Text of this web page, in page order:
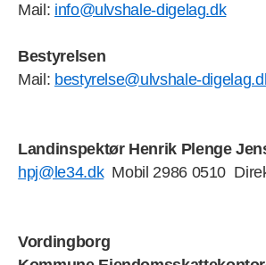
Mail: info@ulvshale-digelag.dk
Bestyrelsen
Mail: bestyrelse@ulvshale-
Landinspektør Henrik Plenge
hpj@le34.dkMobil 2986 0510
Vordingborg